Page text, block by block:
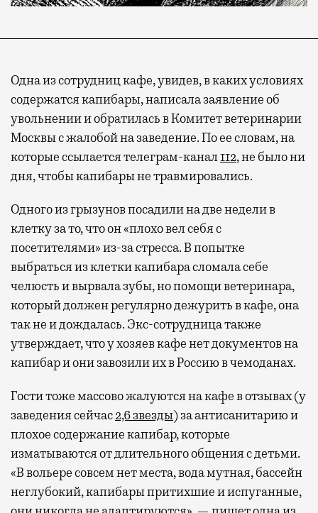
Одна из сотрудниц кафе, увидев, в каких условиях
содержатся капибары, написала заявление об
увольнении и обратилась в Комитет ветеринарии
Москвы с жалобой на заведение. По ее словам, на
которые ссылается телеграм-канал112, не было ни
дня, чтобы капибары не травмировались.
Одного из грызунов посадили на две недели в
клетку за то, что он «плохо вел себя с
посетителями» из-за стресса. В попытке
выбраться из клетки капибара сломала себе
челюсть и вырвала зубы, но помощи ветеринара,
который должен регулярно дежурить в кафе, она
так не и дождалась. Экс-сотрудница также
утверждает, что у хозяев кафе нет документов на
капибар и они завозили их в Россию в чемоданах.
Гости тоже массово жалуются на кафе в отзывах (у
заведения сейчас2,6 звезды) за антисанитарию и
плохое содержание капибар, которые
изматываются от длительного общения с детьми.
«В вольере совсем нет места, вода мутная, бассейн
неглубокий, капибары притихшие и испуганные,